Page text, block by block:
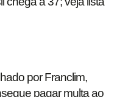
por Franclim,
pagar multa ao